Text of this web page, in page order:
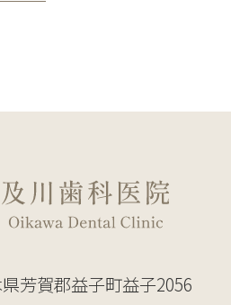
芳賀郡益子町益子2056